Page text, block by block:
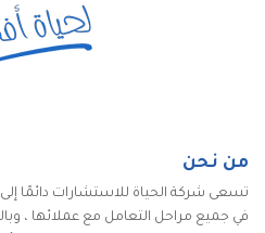
من نحن
تسعى شركة الحياة للاستشارات دائمًا إلى
في جميع مراحل التعامل مع عملائها ،